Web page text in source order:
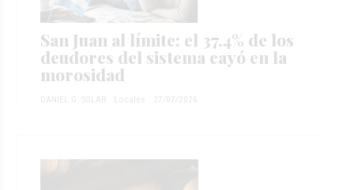
San Juan al límite: el 37,4% de los
deudores del sistema cayó en la
morosidad
DANIEL G. SOLAR Locales 27/07/2026